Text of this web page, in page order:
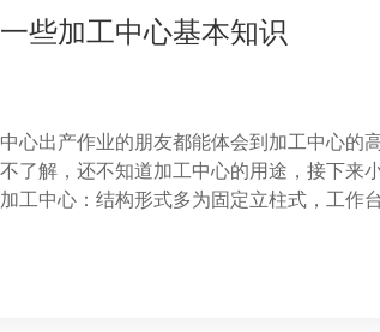
些加工中心基本知识
出产作业的朋友都能体会到加工中心的
了解，还不知道加工中心的用途，接下来
工中心：结构形式多为固定立柱式，工作